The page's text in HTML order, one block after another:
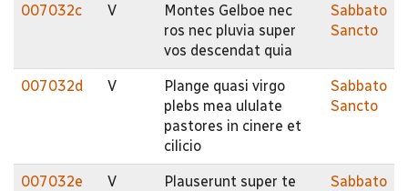
007032c V
Montes Gelboe nec
ros nec pluvia super
vos descendat quia
Sabbato
Sancto
007032d V
Plange quasi virgo
plebs mea ululate
pastores in cinere et
cilicio
Sabbato
Sancto
007032e V
Plauserunt super te
Sabbato